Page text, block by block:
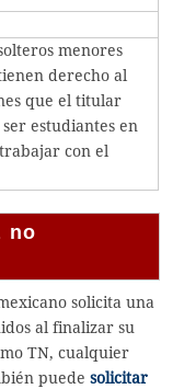
menores
derecho al
que el titular
estudiantes en
con el
no
solicita una
al finalizar su
TN, cualquier
puedesolicitar